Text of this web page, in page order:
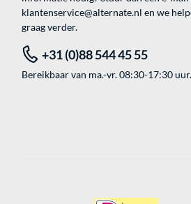
klantenservice@alternate.nl en we
graag verder.
+31 (0)88 544 45 55
Bereikbaar van ma.-vr. 08:30-17:30 uur.